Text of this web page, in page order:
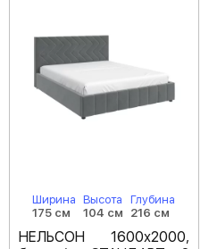
Ширина
175 см
Высота
104 см
Глубина
216 см
НЕЛЬСОН 1600х2000,